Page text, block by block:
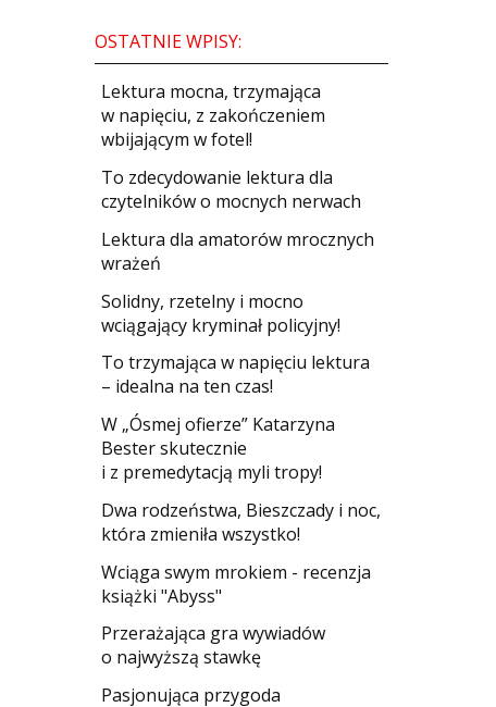
OSTATNIE WPISY:
​Lektura mocna, trzymająca
w napięciu, z zakończeniem
wbijającym w fotel!
​To zdecydowanie lektura dla
czytelników o mocnych nerwach
Lektura dla amatorów mrocznych
wrażeń
Solidny, rzetelny i mocno
wciągający kryminał policyjny!
​To trzymająca w napięciu lektura
– idealna na ten czas!
W „Ósmej ofierze” Katarzyna
Bester skutecznie
i z premedytacją myli tropy!
Dwa rodzeństwa, Bieszczady i noc,
która zmieniła wszystko!
Wciąga swym mrokiem - recenzja
książki "Abyss"
​Przerażająca gra wywiadów
o najwyższą stawkę
Pasjonująca przygoda